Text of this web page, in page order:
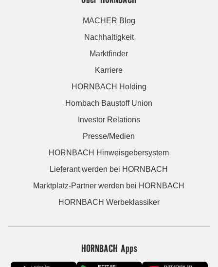
MACHER Blog
Nachhaltigkeit
Marktfinder
Karriere
HORNBACH Holding
Hornbach Baustoff Union
Investor Relations
Presse/Medien
HORNBACH Hinweisgebersystem
Lieferant werden bei HORNBACH
Marktplatz-Partner werden bei HORNBACH
HORNBACH Werbeklassiker
HORNBACH Apps